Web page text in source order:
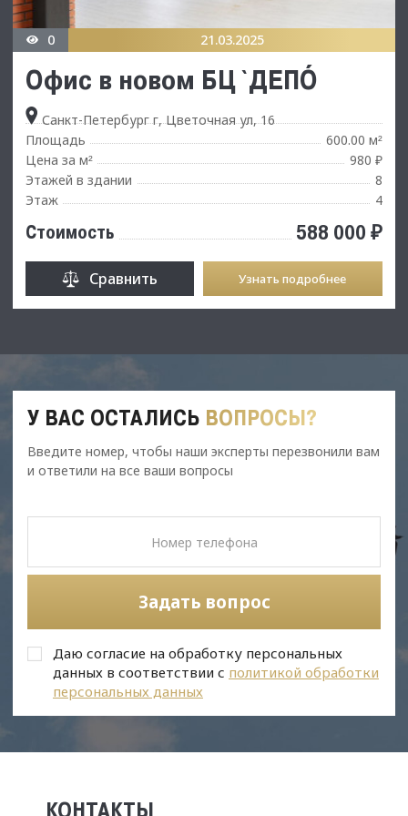
0 21.03.2025
Офис в новом БЦ `ДЕПО`
Санкт-Петербург г, Цветочная ул, 16
Площадь
600.00 м²
Цена за м²
980 ₽
Этажей в здании
8
Этаж
4
Стоимость 588 000 ₽
Сравнить Узнать подробнее
У ВАС ОСТАЛИСЬ ВОПРОСЫ?
Введите номер, чтобы наши эксперты перезвонили вам
и ответили на все ваши вопросы
Задать вопрос
Даю согласие на обработку персональных
данных в соответствии с политикой обработки
персональных данных
КОНТАКТЫ